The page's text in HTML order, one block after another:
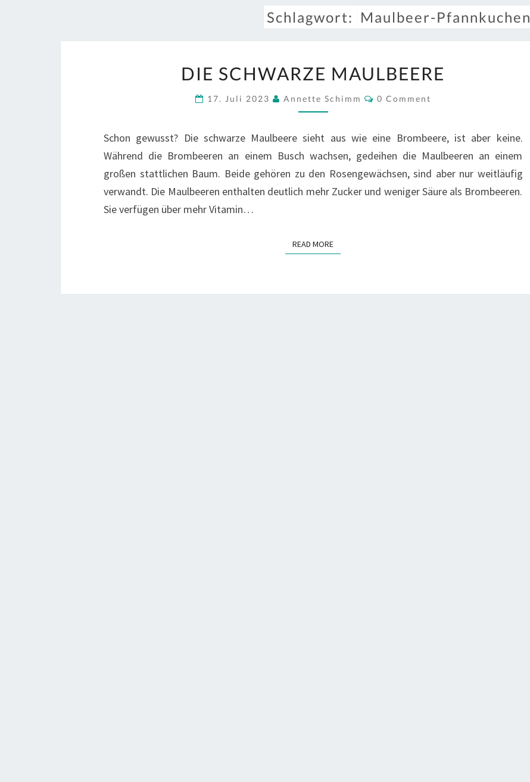
Schlagwort: Maulbeer-Pfannkuchen
SCHWARZE
DIE SCHWARZE MAULBEERE
17. Juli 2023 Annette Schimm Comments
0 Comment
Schon gewusst? Die schwarze Maulbeere sieht aus wie eine Brombeere, ist aber keine.
Während die Brombeeren an einem Busch wachsen, gedeihen die Maulbeeren an einem
großen stattlichen Baum. Beide gehören zu den Rosengewächsen, sind aber nur weitläufig
verwandt. Die Maulbeeren enthalten deutlich mehr Zucker und weniger Säure als Brombeeren.
Sie verfügen über mehr Vitamin…
READ MOREREAD MORE